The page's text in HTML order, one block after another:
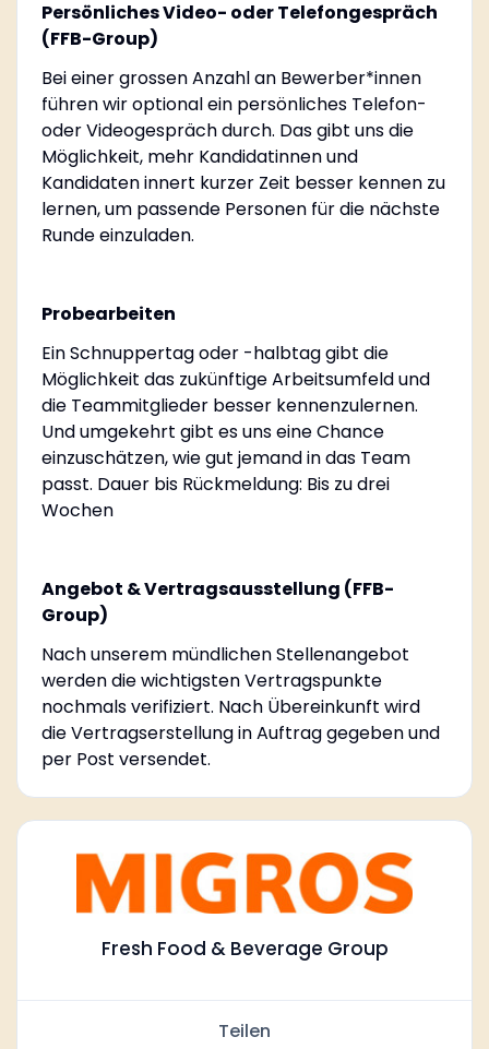
Persönliches Video- oder Telefongespräch
(FFB-Group)
Bei einer grossen Anzahl an Bewerber*innen
führen wir optional ein persönliches Telefon-
oder Videogespräch durch. Das gibt uns die
Möglichkeit, mehr Kandidatinnen und
Kandidaten innert kurzer Zeit besser kennen zu
lernen, um passende Personen für die nächste
Runde einzuladen.
Probearbeiten
Ein Schnuppertag oder -halbtag gibt die
Möglichkeit das zukünftige Arbeitsumfeld und
die Teammitglieder besser kennenzulernen.
Und umgekehrt gibt es uns eine Chance
einzuschätzen, wie gut jemand in das Team
passt. Dauer bis Rückmeldung: Bis zu drei
Wochen
Angebot & Vertragsausstellung (FFB-
Group)
Nach unserem mündlichen Stellenangebot
werden die wichtigsten Vertragspunkte
nochmals verifiziert. Nach Übereinkunft wird
die Vertragserstellung in Auftrag gegeben und
per Post versendet.
Fresh Food & Beverage Group
Teilen